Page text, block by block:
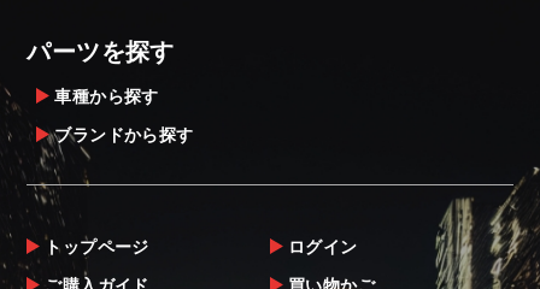
パーツを探す
車種から探す
ブランドから探す
トップページ
ログイン